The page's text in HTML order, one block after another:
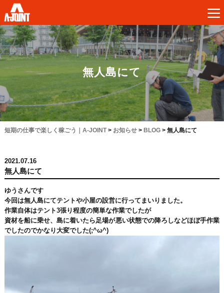
無人島にて
短期の仕事で楽しく稼ごう｜A-JOINT> お知らせ> BLOG> 無人島にて
2021.07.16
無人島にて
ゆうさんです
今回は無人島にてテントや小屋の設営に行ってまいりました。
作業自体はテント3張り程度の簡単な作業でしたが
資材を船に乗せ、島に着いたら足場が悪い状態での降ろしなどほぼ手作業
でしたのでかなり大変でした(;^ω^)